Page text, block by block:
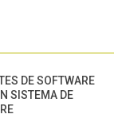
DE SOFTWARE
SISTEMA DE